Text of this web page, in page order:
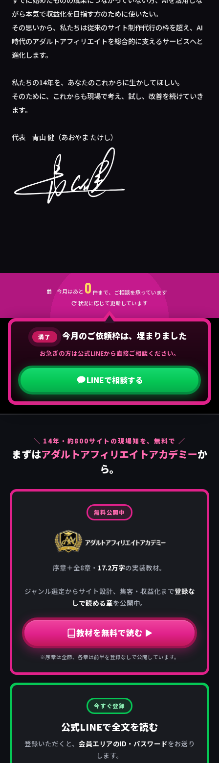
がら本気で収益化を目指す方のために使いたい。
その思いから、私たちは従来のサイト制作代行の枠を超え、AI
時代のアダルトアフィリエイトを総合的に支えるサービスへと
進化します。
私たちの14年を、あなたのこれからに生かしてほしい。
そのために、これからも現場で考え、試し、改善を続けていき
ます。
代表 青山 健（あおやま たけし）
今月はあと 0件まで、ご相談を承っています
状況に応じて更新しています
満了 今月のご依頼枠は、埋まりました
お急ぎの方は公式LINEから直接ご相談ください。
LINEで相談する
＼ 14年・約800サイトの現場知を、無料で ／
まずはアダルトアフィリエイトアカデミーか
ら。
無料公開中
序章＋全8章・ 17.2万字の実装教材。
ジャンル選定からサイト設計、集客・収益化まで登録な
しで読める章を公開中。
教材を無料で読む ▶
※序章は全節、各章は前半を登録なしで公開しています。
今すぐ登録
公式LINEで全文を読む
登録いただくと、 会員エリアのID・パスワードをお送り
します。